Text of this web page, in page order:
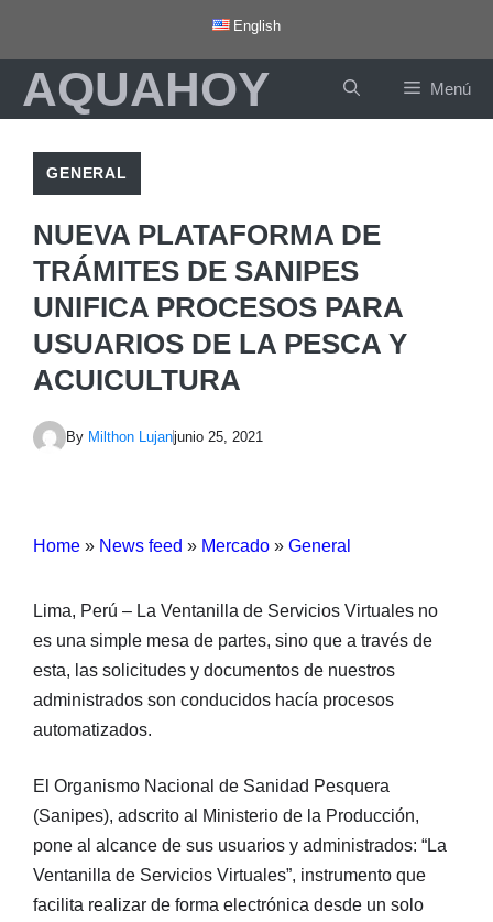
contenido
English
AQUAHOY Menú
GENERAL
NUEVA PLATAFORMA DE
TRÁMITES DE SANIPES
UNIFICA PROCESOS PARA
USUARIOS DE LA PESCA Y
ACUICULTURA
By Milthon Lujanjunio 25, 2021
Home » News feed » Mercado » General
Lima, Perú – La Ventanilla de Servicios Virtuales no
es una simple mesa de partes, sino que a través de
esta, las solicitudes y documentos de nuestros
administrados son conducidos hacía procesos
automatizados.
El Organismo Nacional de Sanidad Pesquera
(Sanipes), adscrito al Ministerio de la Producción,
pone al alcance de sus usuarios y administrados: “La
Ventanilla de Servicios Virtuales”, instrumento que
facilita realizar de forma electrónica desde un solo